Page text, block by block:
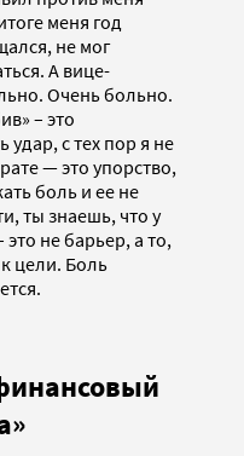
меня год
не мог
А вице-
Очень больно.
– это
удар, с тех пор я не
— это упорство,
боль и ее не
ты знаешь, что у
это не барьер, а то,
цели. Боль